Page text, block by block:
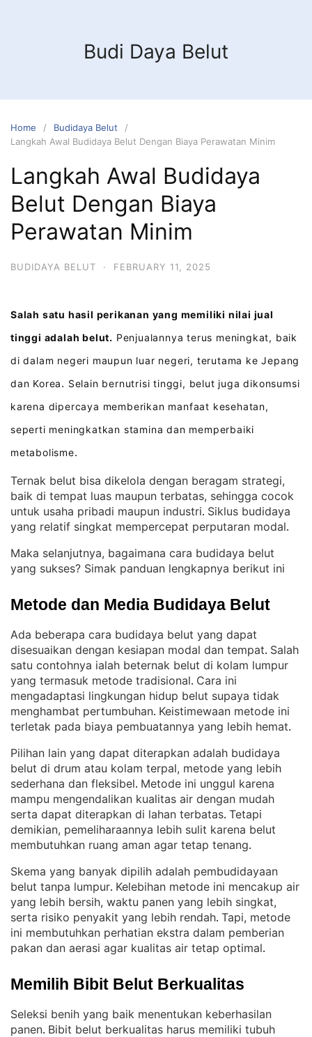
Budi Daya Belut
Home
Budidaya Belut
Langkah Awal Budidaya Belut Dengan Biaya Perawatan Minim
Langkah Awal Budidaya
Belut Dengan Biaya
Perawatan Minim
BUDIDAYA BELUT · FEBRUARY 11, 2025
Salah satu hasil perikanan yang memiliki nilai jual
tinggi adalah belut. Penjualannya terus meningkat, baik
di dalam negeri maupun luar negeri, terutama ke Jepang
dan Korea. Selain bernutrisi tinggi, belut juga dikonsumsi
karena dipercaya memberikan manfaat kesehatan,
seperti meningkatkan stamina dan memperbaiki
metabolisme.
Ternak belut bisa dikelola dengan beragam strategi,
baik di tempat luas maupun terbatas, sehingga cocok
untuk usaha pribadi maupun industri. Siklus budidaya
yang relatif singkat mempercepat perputaran modal.
Maka selanjutnya, bagaimana cara budidaya belut
yang sukses? Simak panduan lengkapnya berikut ini
Metode dan Media Budidaya Belut
Ada beberapa cara budidaya belut yang dapat
disesuaikan dengan kesiapan modal dan tempat. Salah
satu contohnya ialah beternak belut di kolam lumpur
yang termasuk metode tradisional. Cara ini
mengadaptasi lingkungan hidup belut supaya tidak
menghambat pertumbuhan. Keistimewaan metode ini
terletak pada biaya pembuatannya yang lebih hemat.
Pilihan lain yang dapat diterapkan adalah budidaya
belut di drum atau kolam terpal, metode yang lebih
sederhana dan fleksibel. Metode ini unggul karena
mampu mengendalikan kualitas air dengan mudah
serta dapat diterapkan di lahan terbatas. Tetapi
demikian, pemeliharaannya lebih sulit karena belut
membutuhkan ruang aman agar tetap tenang.
Skema yang banyak dipilih adalah pembudidayaan
belut tanpa lumpur. Kelebihan metode ini mencakup air
yang lebih bersih, waktu panen yang lebih singkat,
serta risiko penyakit yang lebih rendah. Tapi, metode
ini membutuhkan perhatian ekstra dalam pemberian
pakan dan aerasi agar kualitas air tetap optimal.
Memilih Bibit Belut Berkualitas
Seleksi benih yang baik menentukan keberhasilan
panen. Bibit belut berkualitas harus memiliki tubuh